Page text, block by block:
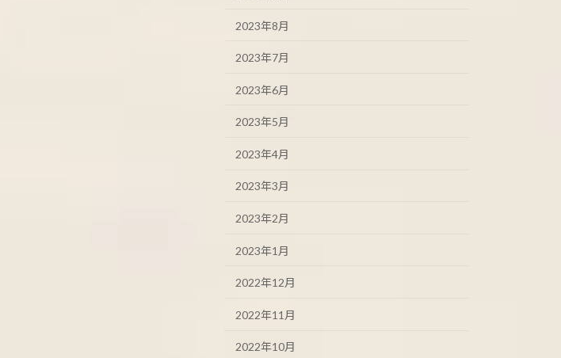
2023年8月
2023年7月
2023年6月
2023年5月
2023年4月
2023年3月
2023年2月
2023年1月
2022年12月
2022年11月
2022年10月